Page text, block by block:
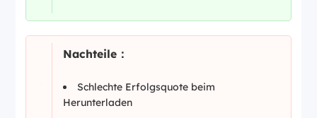
Nachteile：
Schlechte Erfolgsquote beim
Herunterladen